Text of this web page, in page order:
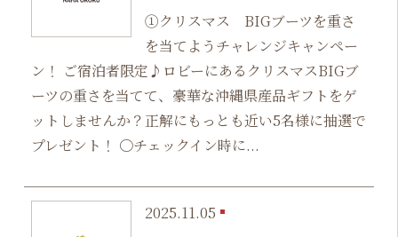
①クリスマス BIGブーツを重さ
を当てようチャレンジキャンペー
ン！ ご宿泊者限定♪ロビーにあるクリスマスBIGブ
ーツの重さを当てて、豪華な沖縄県産品ギフトをゲ
ットしませんか？​正解にもっとも近い5名様に抽選で
プレゼント！ 〇チェックイン時に...
2025.11.05